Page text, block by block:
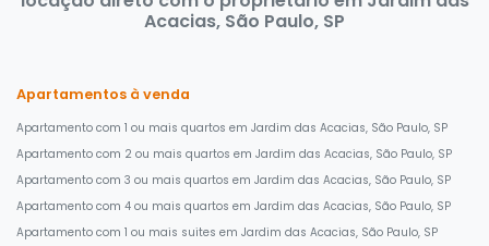
Acacias, São Paulo, SP
Apartamentos à venda
Apartamento com 1 ou mais quartos em Jardim das Acacias, São Paulo, SP
Apartamento com 2 ou mais quartos em Jardim das Acacias, São Paulo, SP
Apartamento com 3 ou mais quartos em Jardim das Acacias, São Paulo, SP
Apartamento com 4 ou mais quartos em Jardim das Acacias, São Paulo, SP
Apartamento com 1 ou mais suites em Jardim das Acacias, São Paulo, SP